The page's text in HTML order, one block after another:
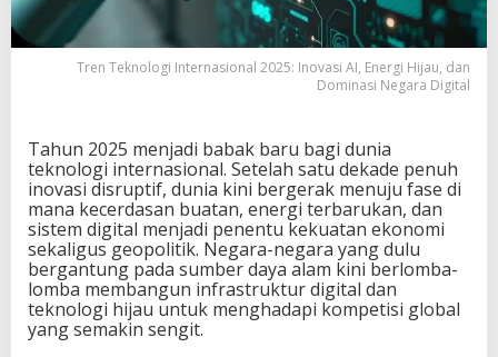
a
2
5
:
I
n
o
v
a
s
Tren Teknologi Internasional 2025: Inovasi AI, Energi Hijau, dan
Dominasi Negara Digital
Tahun 2025 menjadi babak baru bagi dunia
teknologi internasional. Setelah satu dekade penuh
inovasi disruptif, dunia kini bergerak menuju fase di
mana kecerdasan buatan, energi terbarukan, dan
sistem digital menjadi penentu kekuatan ekonomi
sekaligus geopolitik. Negara-negara yang dulu
bergantung pada sumber daya alam kini berlomba-
lomba membangun infrastruktur digital dan
teknologi hijau untuk menghadapi kompetisi global
yang semakin sengit.